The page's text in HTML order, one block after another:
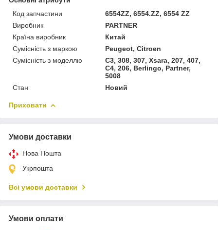
Код запчастини
6554ZZ, 6554.ZZ, 6554 ZZ
Виробник
PARTNER
Країна виробник
Китай
Сумісність з маркою
Peugeot, Citroen
Сумісність з моделлю
C3, 308, 307, Xsara, 207, 407,
C4, 206, Berlingo, Partner,
5008
Стан
Новий
Приховати
Умови доставки
Нова Пошта
Укрпошта
Всі умови доставки
Умови оплати